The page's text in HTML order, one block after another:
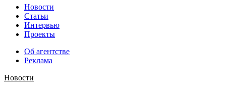
Новости
Статьи
Интервью
Проекты
Об агентстве
Реклама
Новости